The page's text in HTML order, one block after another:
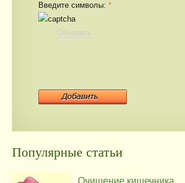
Введите символы: *
Обновить
Популярные статьи
Очищение кишечника